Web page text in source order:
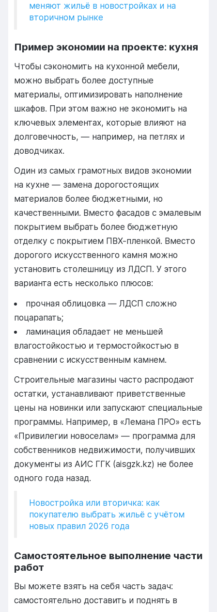
меняют жильё в новостройках и на
вторичном рынке
Пример экономии на проекте: кухня
Чтобы сэкономить на кухонной мебели,
можно выбрать более доступные
материалы, оптимизировать наполнение
шкафов. При этом важно не экономить на
ключевых элементах, которые влияют на
долговечность, — например, на петлях и
доводчиках.
Один из самых грамотных видов экономии
на кухне — замена дорогостоящих
материалов более бюджетными, но
качественными. Вместо фасадов с эмалевым
покрытием выбрать более бюджетную
отделку с покрытием ПВХ-пленкой. Вместо
дорогого искусственного камня можно
установить столешницу из ЛДСП. У этого
варианта есть несколько плюсов:
прочная облицовка — ЛДСП сложно
поцарапать;
ламинация обладает не меньшей
влагостойкостью и термостойкостью в
сравнении с искусственным камнем.
Строительные магазины часто распродают
остатки, устанавливают приветственные
цены на новинки или запускают специальные
программы. Например, в «Лемана ПРО» есть
«Привилегии новоселам» — программа для
собственников недвижимости, получивших
документы из АИС ГГК (aisgzk.kz) не более
одного года назад.
Новостройка или вторичка: как
покупателю выбрать жильё с учётом
новых правил 2026 года
Самостоятельное выполнение части
работ
Вы можете взять на себя часть задач:
самостоятельно доставить и поднять в